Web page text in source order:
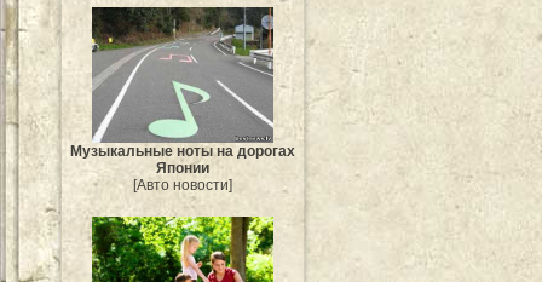
Музыкальные ноты на дорогах
Японии
[Авто новости]